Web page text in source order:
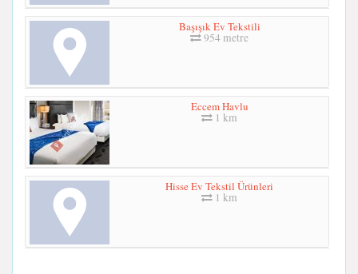
Başışık Ev Tekstili
954 metre
Eccem Havlu
1 km
Hisse Ev Tekstil Ürünleri
1 km